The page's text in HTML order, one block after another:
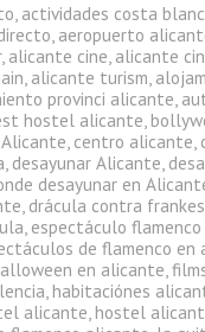
, actividades costa
, aeropuerto
, alicante cine, alicante
, alicante turism,
provinci alicante,
hostel alicante,
, centro alicante,
, desayunar Alicante,
desayunar en
, drácula contra
, espectáculo flamenco
de flamenco en
en alicante,
, habitaciónes
alicante, hostel